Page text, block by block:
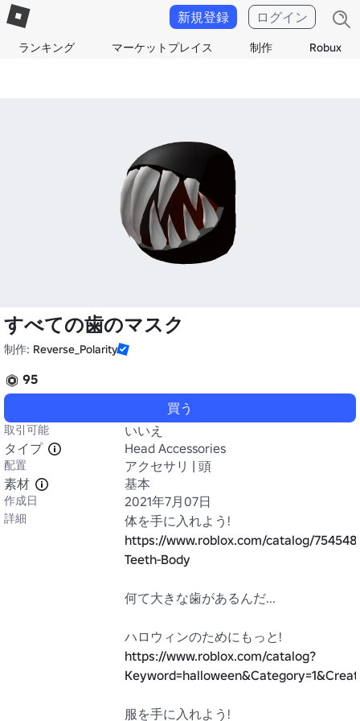
ランキング マーケットプレイス 制作 Robux
新規登録 ログイン
すべての歯のマスク
制作: Reverse_Polarity
95
買う
取引可能
いいえ
タイプ
Head Accessories
配置
アクセサリ | 頭
素材
基本
作成日 2021年7月07日
詳細
https://www.roblox.com/catalog/
Teeth-Body
何て大きな歯があるんだ...
https://www.roblox.com/catalog?